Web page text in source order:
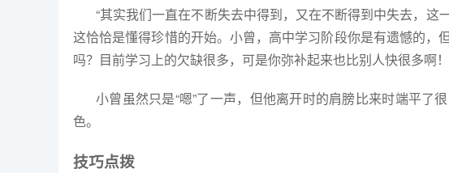
“其实我们一直在不断失去中得到，又在不断得到中失去，
这恰恰是懂得珍惜的开始。小曾，高中学习阶段你是有遗憾的，
吗？目前学习上的欠缺很多，可是你弥补起来也比别人快很多啊
小曾虽然只是“嗯”了一声，但他离开时的肩膀比来时端平了
色。
技巧点拨